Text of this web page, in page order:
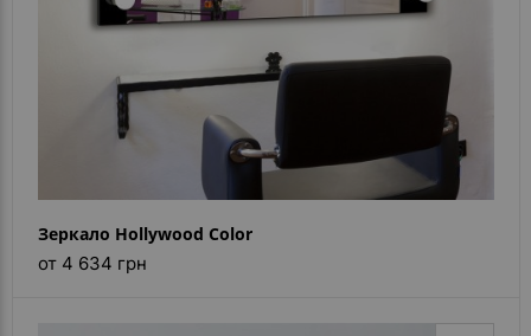
Зеркало Hollywood Color
от 4 634 грн